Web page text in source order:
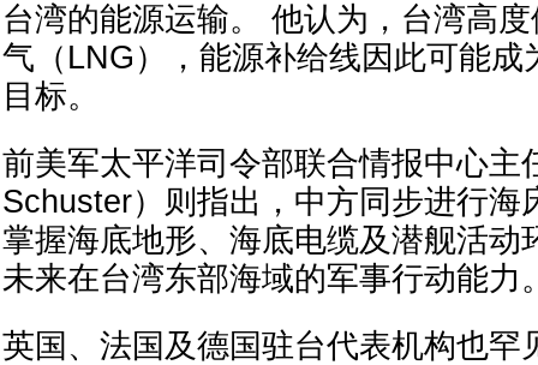
台湾的能源运输。 他认为，台湾高
气（LNG），能源补给线因此可能成
目标。
前美军太平洋司令部联合情报中心主
Schuster）则指出，中方同步进行海
掌握海底地形、海底电缆及潜舰活动
未来在台湾东部海域的军事行动能力
英国、法国及德国驻台代表机构也罕